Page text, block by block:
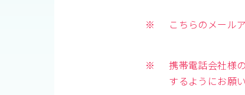
※ こちらのメール
※
携帯電話会社様
するようにお願